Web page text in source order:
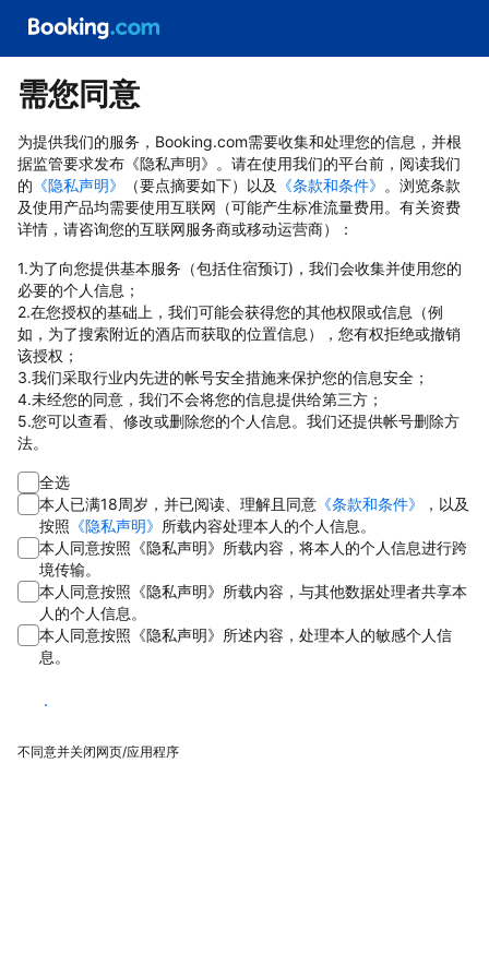
需您同意
为提供我们的服务，Booking.com需要收集和处理您的信息，并根
据监管要求发布《隐私声明》。请在使用我们的平台前，阅读我们
的 《隐私声明》 （要点摘要如下）以及 《条款和条件》 。浏览条款
及使用产品均需要使用互联网（可能产生标准流量费用。有关资费
详情，请咨询您的互联网服务商或移动运营商）：
1.为了向您提供基本服务（包括住宿预订)，我们会收集并使用您的
必要的个人信息；
2.在您授权的基础上，我们可能会获得您的其他权限或信息（例
如，为了搜索附近的酒店而获取的位置信息），您有权拒绝或撤销
该授权；
3.我们采取行业内先进的帐号安全措施来保护您的信息安全；
4.未经您的同意，我们不会将您的信息提供给第三方；
5.您可以查看、修改或删除您的个人信息。我们还提供帐号删除方
法。
全选
本人已满18周岁，并已阅读、理解且同意 《条款和条件》
，以及
按照 《隐私声明》 所载内容处理本人的个人信息。
本人同意按照《隐私声明》所载内容，将本人的个人信息进行跨
境传输。
本人同意按照《隐私声明》所载内容，与其他数据处理者共享本
人的个人信息。
本人同意按照《隐私声明》所述内容，处理本人的敏感个人信
息。
同意
不同意并关闭网页/应用程序